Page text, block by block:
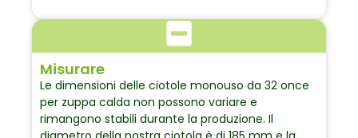
Misurare
Le dimensioni delle ciotole monouso da 32 once
per zuppa calda non possono variare e
rimangono stabili durante la produzione. Il